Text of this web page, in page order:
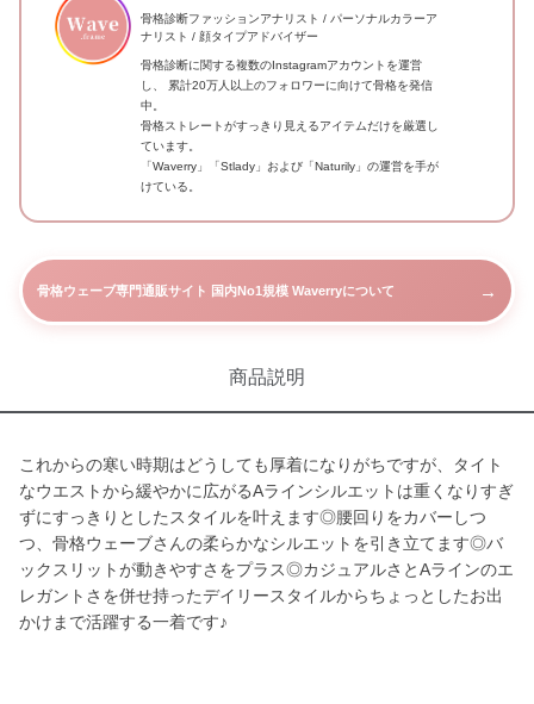
骨格診断ファッションアナリスト / パーソナルカラーア
ナリスト / 顔タイプアドバイザー
骨格診断に関する複数のInstagramアカウントを運営
し、 累計20万人以上のフォロワーに向けて骨格を発信
中。
骨格ストレートがすっきり見えるアイテムだけを厳選し
ています。
「Waverry」「Stlady」および「Naturily」の運営を手が
けている。
骨格ウェーブ専門通販サイト 国内No1規模 Waverryについて →
商品説明
これからの寒い時期はどうしても厚着になりがちですが、タイト
なウエストから緩やかに広がるAラインシルエットは重くなりすぎ
ずにすっきりとしたスタイルを叶えます◎腰回りをカバーしつ
つ、骨格ウェーブさんの柔らかなシルエットを引き立てます◎バ
ックスリットが動きやすさをプラス◎カジュアルさとAラインのエ
レガントさを併せ持ったデイリースタイルからちょっとしたお出
かけまで活躍する一着です♪